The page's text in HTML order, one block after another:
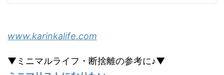
www.karinkalife.com
▼ミニマルライフ・断捨離の参考に♪▼